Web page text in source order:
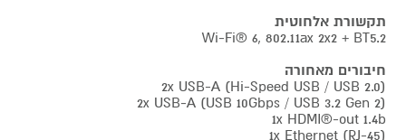
תקשורת אלחוטית
Wi-Fi® 6, 802.11ax 2x2 + BT5.2
חיבורים מאחורה
2x USB-A (Hi-Speed USB / USB 2.0)
2x USB-A (USB 10Gbps / USB 3.2 Gen 2)
1x HDMI®-out 1.4b
1x Ethernet (RJ-45)